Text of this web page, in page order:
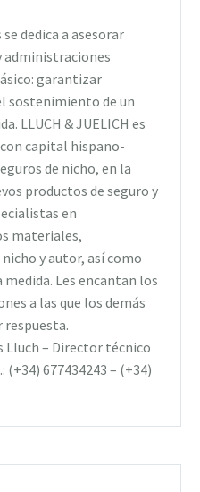
dedica a asesorar
administraciones
garantizar
sostenimiento de un
LLUCH & JUELICH es
capital hispano-
de nicho, en la
productos de seguro y
en
materiales,
y autor, así como
Les encantan los
a las que los demás
respuesta.
Lluch – Director técnico
677434243 – (+34)